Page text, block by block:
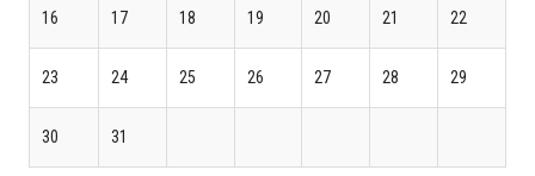
16 17 18 19 20 21 22
23 24 25 26 27 28 29
30 31